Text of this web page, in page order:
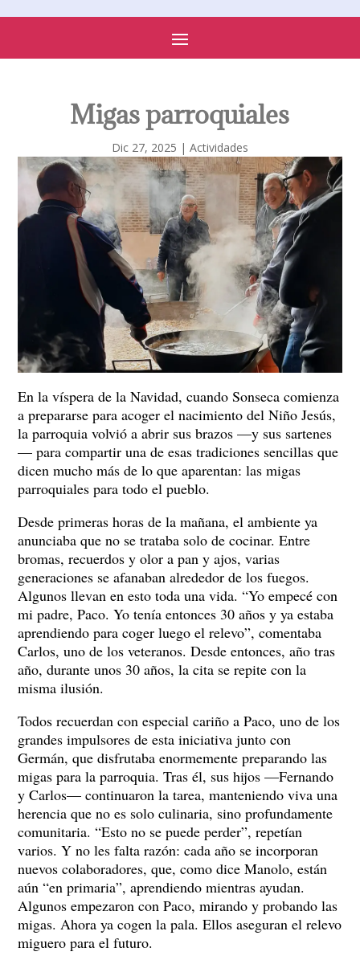
Migas parroquiales
Dic 27, 2025 | Actividades
En la víspera de la Navidad, cuando Sonseca comienza
a prepararse para acoger el nacimiento del Niño Jesús,
la parroquia volvió a abrir sus brazos —y sus sartenes
— para compartir una de esas tradiciones sencillas que
dicen mucho más de lo que aparentan: las migas
parroquiales para todo el pueblo.
Desde primeras horas de la mañana, el ambiente ya
anunciaba que no se trataba solo de cocinar. Entre
bromas, recuerdos y olor a pan y ajos, varias
generaciones se afanaban alrededor de los fuegos.
Algunos llevan en esto toda una vida. “Yo empecé con
mi padre, Paco. Yo tenía entonces 30 años y ya estaba
aprendiendo para coger luego el relevo”, comentaba
Carlos, uno de los veteranos. Desde entonces, año tras
año, durante unos 30 años, la cita se repite con la
misma ilusión.
Todos recuerdan con especial cariño a Paco, uno de los
grandes impulsores de esta iniciativa junto con
Germán, que disfrutaba enormemente preparando las
migas para la parroquia. Tras él, sus hijos —Fernando
y Carlos— continuaron la tarea, manteniendo viva una
herencia que no es solo culinaria, sino profundamente
comunitaria. “Esto no se puede perder”, repetían
varios. Y no les falta razón: cada año se incorporan
nuevos colaboradores, que, como dice Manolo, están
aún “en primaria”, aprendiendo mientras ayudan.
Algunos empezaron con Paco, mirando y probando las
migas. Ahora ya cogen la pala. Ellos aseguran el relevo
miguero para el futuro.